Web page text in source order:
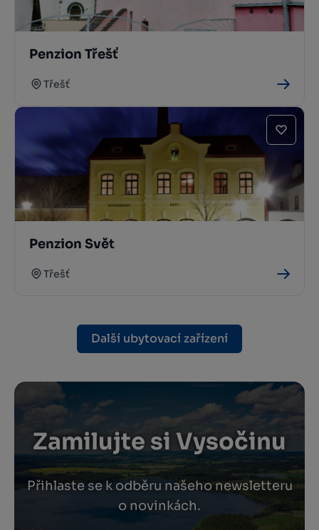
Penzion Třešť
Třešť
Penzion Svět
Třešť
Další ubytovací zařízení
Zamilujte si Vysočinu
Přihlaste se k odběru našeho newsletteru
o novinkách.